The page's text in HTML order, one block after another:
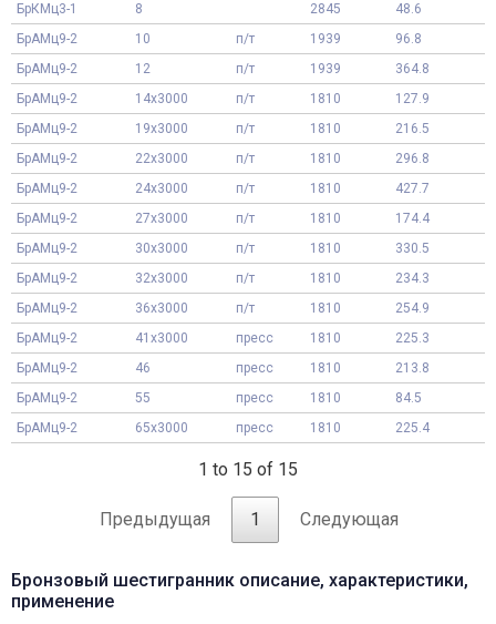
БрКМц3-1 8 2845
48.6
БрАМц9-2
10 п/т 1939
96.8
БрАМц9-2
12 п/т 1939
364.8
БрАМц9-2
14x3000 п/т 1810
127.9
БрАМц9-2
19x3000 п/т 1810
216.5
БрАМц9-2
22x3000 п/т 1810
296.8
БрАМц9-2
24x3000 п/т 1810
427.7
БрАМц9-2
27x3000 п/т 1810
174.4
БрАМц9-2
30x3000 п/т 1810
330.5
БрАМц9-2
32x3000 п/т 1810
234.3
БрАМц9-2
36x3000 п/т 1810
254.9
БрАМц9-2
41x3000 пресс 1810
225.3
БрАМц9-2
46 пресс 1810
213.8
БрАМц9-2
55 пресс 1810
84.5
БрАМц9-2
65x3000 пресс 1810 225.4
1 to 15 of 15
Предыдущая 1 Следующая
Бронзовый шестигранник описание, характеристики,
применение